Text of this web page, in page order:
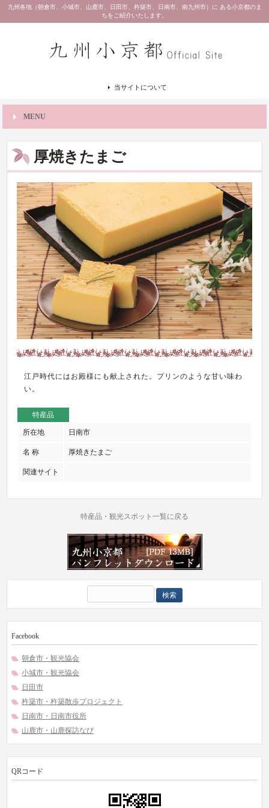
九州各地（朝倉市、小城市、山鹿市、日田市、杵築市、日南市、南九州市）に ある小京都のま
ちをご紹介いたします。
当サイトについて
MENU
厚焼きたまご
江戸時代にはお殿様にも献上された。プリンのような甘い味わ
い。
特産品
所在地 日南市
名 称 厚焼きたまご
関連サイト
特産品・観光スポット一覧に戻る
索:
Facebook
朝倉市・観光協会
小城市・観光協会
日田市
杵築市・杵築散歩プロジェクト
日南市・日南市役所
山鹿市・山鹿探訪なび
QRコード